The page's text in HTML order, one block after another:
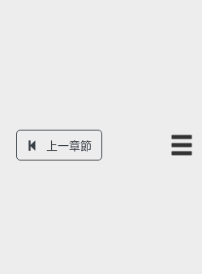
上一章節